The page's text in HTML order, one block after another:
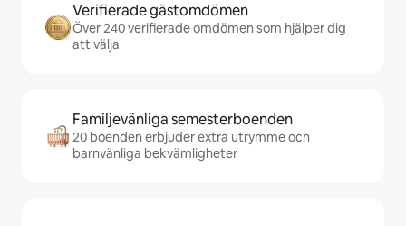
Verifierade gästomdömen
Över 240 verifierade omdömen som hjälper dig
att välja
Familjevänliga semesterboenden
20 boenden erbjuder extra utrymme och
barnvänliga bekvämligheter